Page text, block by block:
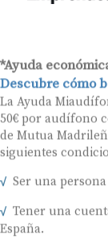
*Ayuda
Descubre cómo
La Ayuda
50€ por audífono
de Mutua
siguientes
Ser una
Tener una
España.